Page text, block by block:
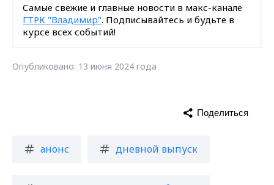
Самые свежие и главные новости в макс-канале
ГТРК "Владимир". Подписывайтесь и будьте в
курсе всех событий!
Опубликовано: 13 июня 2024 года
анонс дневной выпуск
Поделиться